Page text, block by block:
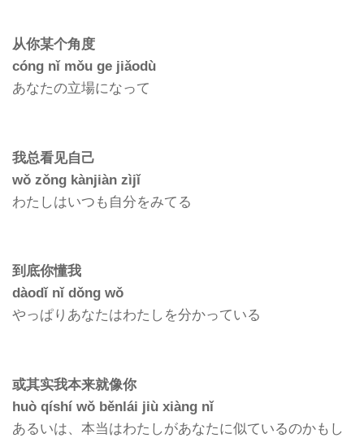
从你某个角度
cóng nǐ mǒu ge jiǎodù
あなたの立場になって
我总看见自己
wǒ zǒng kànjiàn zìjǐ
わたしはいつも自分をみてる
到底你懂我
dàodǐ nǐ dǒng wǒ
やっぱりあなたはわたしを分かっている
或其实我本来就像你
huò qíshí wǒ běnlái jiù xiàng nǐ
あるいは、本当はわたしがあなたに似ているのかもし